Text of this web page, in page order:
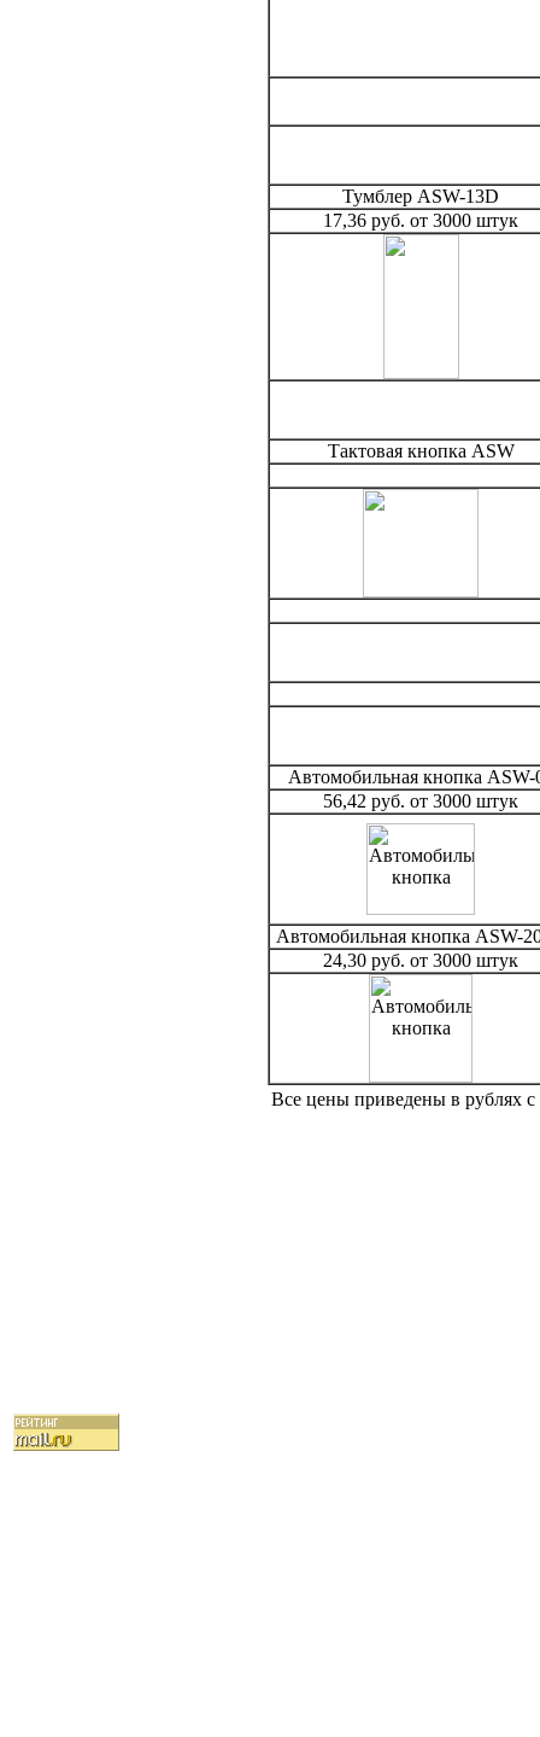
Тумблер ASW-13D
17,36 руб. от 3000 штук
Тактовая кнопка ASW
Автомобильная кнопка ASW-
56,42 руб. от 3000 штук
Автомобильная кнопка ASW-
24,30 руб. от 3000 штук
Все цены приведены в рублях